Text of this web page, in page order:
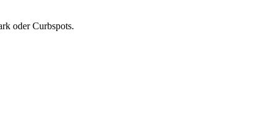
oder Curbspots.